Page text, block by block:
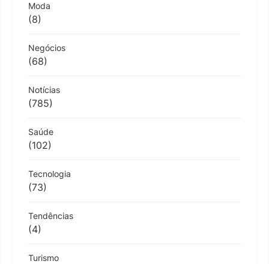
Moda
(8)
Negócios
(68)
Notícias
(785)
Saúde
(102)
Tecnologia
(73)
Tendências
(4)
Turismo